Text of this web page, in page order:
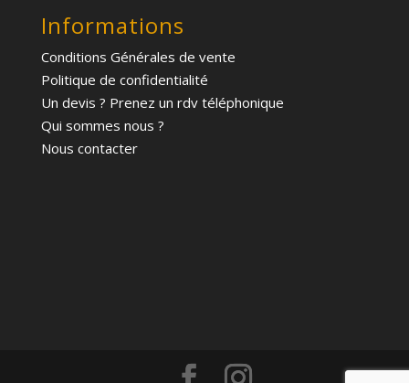
Informations
Conditions Générales de vente
Politique de confidentialité
Un devis ? Prenez un rdv téléphonique
Qui sommes nous ?
Nous contacter